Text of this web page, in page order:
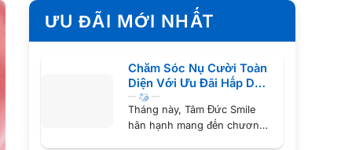
ƯU ĐÃI MỚI NHẤT
Chăm Sóc Nụ Cười Toàn
Diện Với Ưu Đãi Hấp Dẫn
Chỉ Trong Tháng Này
Tháng này, Tâm Đức Smile
hân hạnh mang đến chương